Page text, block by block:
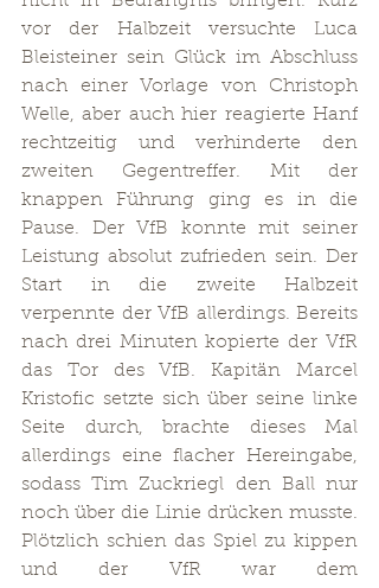
vor der Halbzeit versuchte Luca
Bleisteiner sein Glück im Abschluss
nach einer Vorlage von Christoph
Welle, aber auch hier reagierte Hanf
rechtzeitig und verhinderte den
zweiten Gegentreffer. Mit der
knappen Führung ging es in die
Pause. Der VfB konnte mit seiner
Leistung absolut zufrieden sein. Der
Start in die zweite Halbzeit
verpennte der VfB allerdings. Bereits
nach drei Minuten kopierte der VfR
das Tor des VfB. Kapitän Marcel
Kristofic setzte sich über seine linke
Seite durch, brachte dieses Mal
allerdings eine flacher Hereingabe,
sodass Tim Zuckriegl den Ball nur
noch über die Linie drücken musste.
Plötzlich schien das Spiel zu kippen
und der VfR war dem